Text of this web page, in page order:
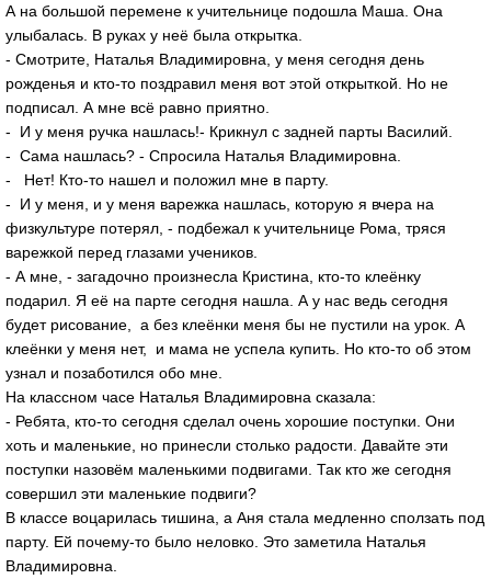
А на большой перемене к учительнице подошла Маша. Она
улыбалась. В руках у неё была открытка.
- Смотрите, Наталья Владимировна, у меня сегодня день
рожденья и кто-то поздравил меня вот этой открыткой. Но не
подписал. А мне всё равно приятно.
- И у меня ручка нашлась!- Крикнул с задней парты Василий.
- Сама нашлась? - Спросила Наталья Владимировна.
- Нет! Кто-то нашел и положил мне в парту.
- И у меня, и у меня варежка нашлась, которую я вчера на
физкультуре потерял, - подбежал к учительнице Рома, тряся
варежкой перед глазами учеников.
- А мне, - загадочно произнесла Кристина, кто-то клеёнку
подарил. Я её на парте сегодня нашла. А у нас ведь сегодня
будет рисование, а без клеёнки меня бы не пустили на урок. А
клеёнки у меня нет, и мама не успела купить. Но кто-то об этом
узнал и позаботился обо мне.
На классном часе Наталья Владимировна сказала:
- Ребята, кто-то сегодня сделал очень хорошие поступки. Они
хоть и маленькие, но принесли столько радости. Давайте эти
поступки назовём маленькими подвигами. Так кто же сегодня
совершил эти маленькие подвиги?
В классе воцарилась тишина, а Аня стала медленно сползать под
парту. Ей почему-то было неловко. Это заметила Наталья
Владимировна.